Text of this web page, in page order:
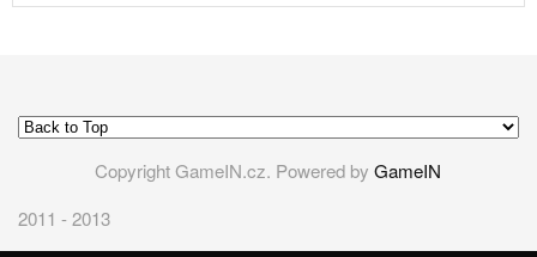
Copyright GameIN.cz. Powered byGameIN
2011 - 2013